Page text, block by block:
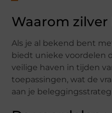
Waarom zilver
Als je al bekend bent
biedt unieke voordelen
veilige haven in tijden
toepassingen, wat de
aan je